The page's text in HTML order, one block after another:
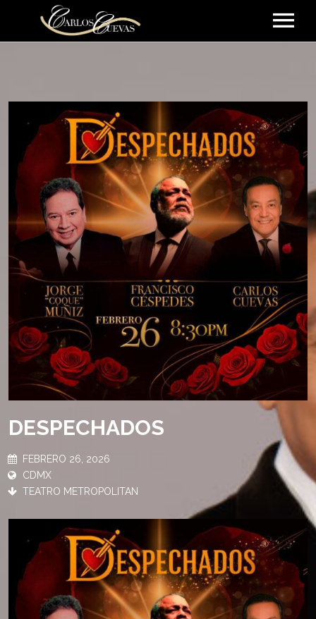
GALERÍA
VIDEOS
CONTACTO
DESPECHADOS
FEBRERO 26, 2026
CDMX
TEATRO METROPOLITAN